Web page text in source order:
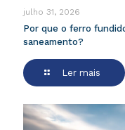
julho 31, 2026
Por que o ferro
saneamento?
Ler mais